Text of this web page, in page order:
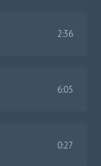
2:36
6:05
0:27